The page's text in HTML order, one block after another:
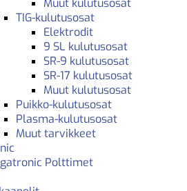
TIG-kulutusosat
Elektrodit
9 SL kulutusosat
SR-9 kulutusosat
SR-17 kulutusosat
Muut kulutusosat
Puikko-kulutusosat
Plasma-kulutusosat
Muut tarvikkeet
Polttimet